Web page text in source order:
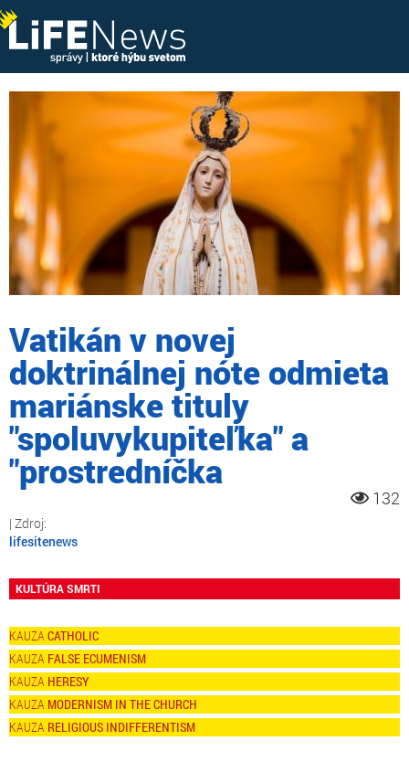
Vatikán v novej
doktrinálnej nóte odmieta
mariánske tituly
"spoluvykupiteľka" a
"prostredníčka
132
lifesitenews
KULTÚRA SMRTI
CATHOLIC
FALSE ECUMENISM
HERESY
MODERNISM IN THE CHURCH
RELIGIOUS INDIFFERENTISM